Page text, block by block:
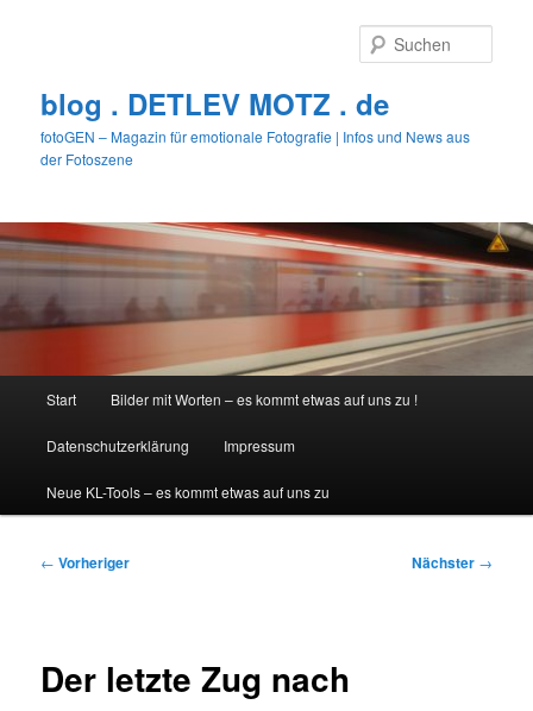
blog . DETLEV MOTZ . de
fotoGEN – Magazin für emotionale Fotografie | Infos und News aus
der Fotoszene
Start Bilder mit Worten – es kommt etwas auf uns zu !
Datenschutzerklärung Impressum
Neue KL-Tools – es kommt etwas auf uns zu
Beitragsnavigation
← Vorheriger Nächster →
Der letzte Zug nach